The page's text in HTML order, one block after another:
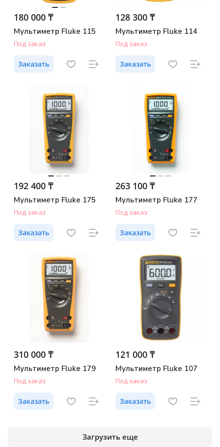
180 000 ₸
Мультиметр Fluke 115
Под заказ
Заказать
128 300 ₸
Мультиметр Fluke 114
Под заказ
Заказать
192 400 ₸
Мультиметр Fluke 175
Под заказ
Заказать
263 100 ₸
Мультиметр Fluke 177
Под заказ
Заказать
310 000 ₸
Мультиметр Fluke 179
Под заказ
Заказать
121 000 ₸
Мультиметр Fluke 107
Под заказ
Заказать
Загрузить еще